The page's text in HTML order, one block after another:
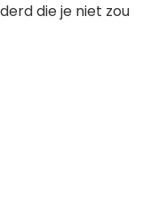
die je niet zou